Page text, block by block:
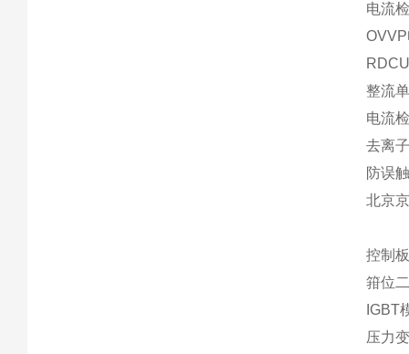
电流
整流
电流
去离
防误
北京
控制
箝位
IGBT
压力